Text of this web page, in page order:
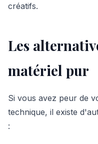
créatifs.
Les
matériel pur
Si vous avez peur de
technique, il existe
: